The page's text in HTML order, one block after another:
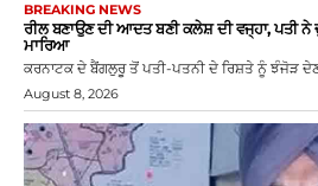
BREAKING NEWS
ਰੀਲ ਬਣਾਉਣ ਦੀ ਆਦਤ ਬਣੀ ਕਲੇਸ਼ ਦੀ ਵਜ੍ਹਾ, ਪਤੀ ਨੇ
ਮਾਰਿਆ
ਕਰਨਾਟਕ ਦੇ ਬੈਂਗਲੁਰੂ ਤੋਂ ਪਤੀ-ਪਤਨੀ ਦੇ ਰਿਸ਼ਤੇ ਨੂੰ ਝੰਜੋੜ
August 8, 2026